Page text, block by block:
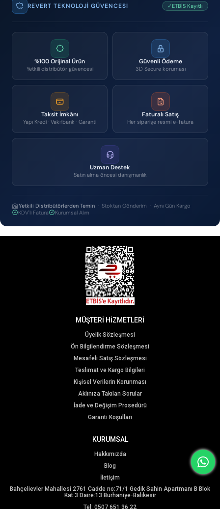
REVERT TEKNOLOJI GÜVENCESI ✓ETBİS Kayıtlı
%100 Orijinal Ürün
Yetkili distribütör güvencesi
Güvenli Ödeme
3D Secure koruması
Taksit İmkânı
Yapı Kredi · Vakıfbank · Garanti
Faturalı Satış
Her siparişe resmi e-fatura
Uzman Destek
Satın alma öncesi danışmanlık
Yetkili Distribütörlerden Temin · Stoktan Gönderim · Aynı Gün Kargo
KDV'li Fatura
Kurumsal Alım
MÜŞTERİ HİZMETLERİ
Üyelik Sözleşmesi
Ön Bilgilendirme Sözleşmesi
Mesafeli Satış Sözleşmesi
Teslimat ve Kargo Bilgileri
Kişisel Verilerin Korunması
Aklınıza Takılan Sorular
İade ve Değişim Prosedürü
Garanti Koşulları
KURUMSAL
Hakkımızda
Blog
İletişim
Bahçelievler Mahallesi 2761 Cadde no:71/1 Gedik Sahin Apartmanı B Blok
Kat:3 Daire:13 Burhaniye-Balıkesir
Tel: 0507 651 36 22